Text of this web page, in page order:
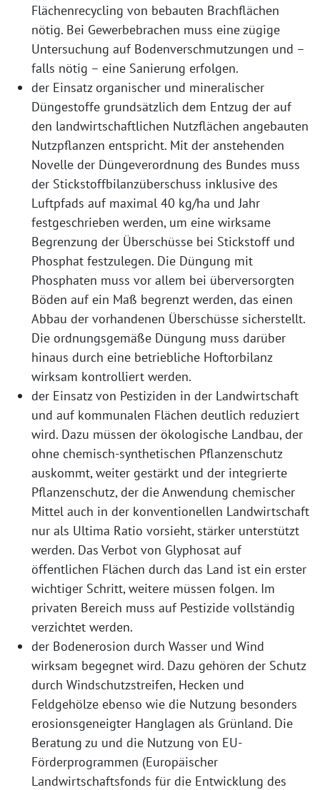
Flächenrecycling von bebauten Brachflächen
nötig. Bei Gewerbebrachen muss eine zügige
Untersuchung auf Bodenverschmutzungen und –
falls nötig – eine Sanierung erfolgen.
der Einsatz organischer und mineralischer
Düngestoffe grundsätzlich dem Entzug der auf
den landwirtschaftlichen Nutzflächen angebauten
Nutzpflanzen entspricht. Mit der anstehenden
Novelle der Düngeverordnung des Bundes muss
der Stickstoffbilanzüberschuss inklusive des
Luftpfads auf maximal 40 kg/ha und Jahr
festgeschrieben werden, um eine wirksame
Begrenzung der Überschüsse bei Stickstoff und
Phosphat festzulegen. Die Düngung mit
Phosphaten muss vor allem bei überversorgten
Böden auf ein Maß begrenzt werden, das einen
Abbau der vorhandenen Überschüsse sicherstellt.
Die ordnungsgemäße Düngung muss darüber
hinaus durch eine betriebliche Hoftorbilanz
wirksam kontrolliert werden.
der Einsatz von Pestiziden in der Landwirtschaft
und auf kommunalen Flächen deutlich reduziert
wird. Dazu müssen der ökologische Landbau, der
ohne chemisch-synthetischen Pflanzenschutz
auskommt, weiter gestärkt und der integrierte
Pflanzenschutz, der die Anwendung chemischer
Mittel auch in der konventionellen Landwirtschaft
nur als Ultima Ratio vorsieht, stärker unterstützt
werden. Das Verbot von Glyphosat auf
öffentlichen Flächen durch das Land ist ein erster
wichtiger Schritt, weitere müssen folgen. Im
privaten Bereich muss auf Pestizide vollständig
verzichtet werden.
der Bodenerosion durch Wasser und Wind
wirksam begegnet wird. Dazu gehören der Schutz
durch Windschutzstreifen, Hecken und
Feldgehölze ebenso wie die Nutzung besonders
erosionsgeneigter Hanglagen als Grünland. Die
Beratung zu und die Nutzung von EU-
Förderprogrammen (Europäischer
Landwirtschaftsfonds für die Entwicklung des